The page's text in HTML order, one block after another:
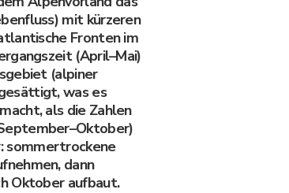
mit kürzeren
Fronten im
(April–Mai)
(alpiner
was es
als die Zahlen
sommertrockene
dann
Oktober aufbaut.